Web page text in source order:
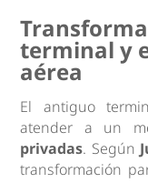
terminal y
aérea
El antiguo
atender a un
privadas. Según
transformación